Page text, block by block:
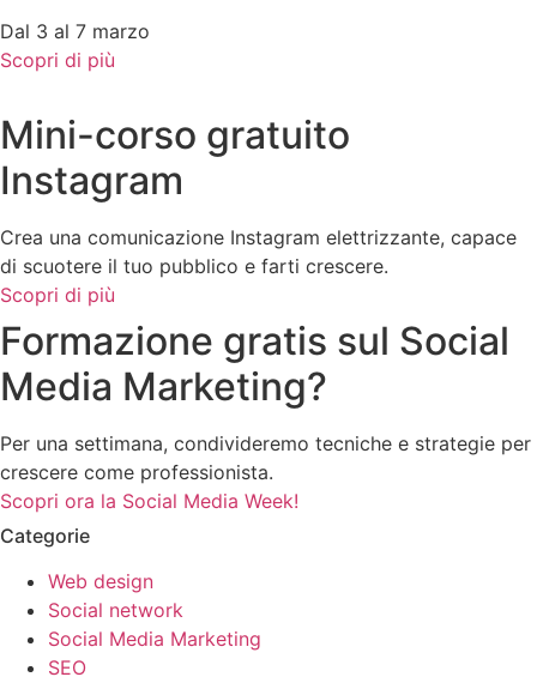
Dal 3 al 7 marzo
Scopri di più
Mini-corso gratuito
Instagram
Crea una comunicazione Instagram elettrizzante, capace
di scuotere il tuo pubblico e farti crescere.
Scopri di più
Formazione gratis sul Social
Media Marketing?
Per una settimana, condivideremo tecniche e strategie per
crescere come professionista.
Scopri ora la Social Media Week!
Categorie
Web design
Social network
Social Media Marketing
SEO